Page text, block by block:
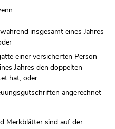
insgesamt eines Jahres
einer versicherten Person
Jahres den doppelten
hat, oder
angerechnet
Merkblätter sind auf der